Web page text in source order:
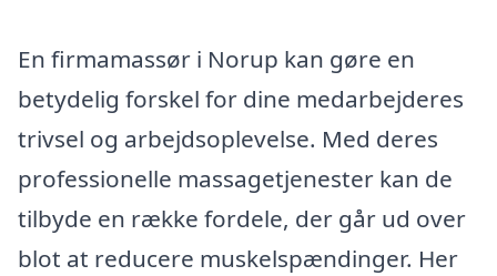
En firmamassør i Norup kan gøre en
betydelig forskel for dine medarbejderes
trivsel og arbejdsoplevelse. Med deres
professionelle massagetjenester kan de
tilbyde en række fordele, der går ud over
blot at reducere muskelspændinger. Her